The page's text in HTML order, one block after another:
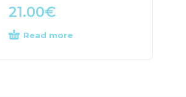
21.00€
Read more